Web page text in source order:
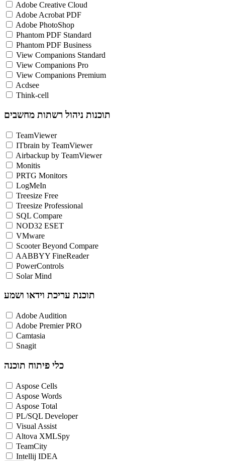
Adobe Creative Cloud
Adobe Acrobat PDF
Adobe PhotoShop
Phantom PDF Standard
Phantom PDF Business
View Companions Standard
View Companions Pro
View Companions Premium
Acdsee
Think-cell
תוכנות ניהול רשתות מחשבים
TeamViewer
ITbrain by TeamViewer
Airbackup by TeamViewer
Monitis
PRTG Monitors
LogMeIn
Treesize Free
Treesize Professional
SQL Compare
NOD32 ESET
VMware
Scooter Beyond Compare
AABBYY FineReader
PowerControls
Solar Mind
תוכנת עריכת וידאו ושמע
Adobe Audition
Adobe Premier PRO
Camtasia
Snagit
כלי פיתוח תוכנה
Aspose Cells
Aspose Words
Aspose Total
PL/SQL Developer
Visual Assist
Altova XMLSpy
TeamCity
Intellij IDEA